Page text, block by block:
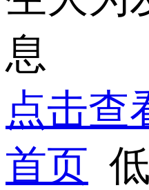
息
点击查
首页